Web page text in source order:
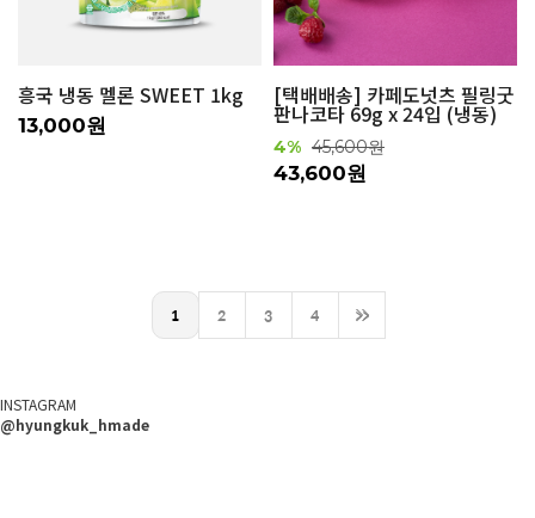
흥국 냉동 멜론 SWEET 1kg
13,000원
[택배배송] 카페도넛츠 필링굿
판나코타 69g x 24입 (냉동)
4% 45,600원
43,600원
1 2 3 4 >>
INSTAGRAM
@hyungkuk_hmade